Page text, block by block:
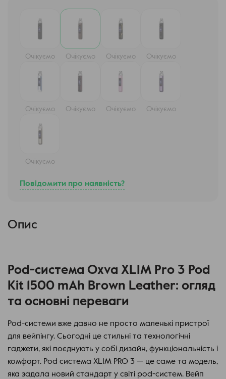
Очікуємо Очікуємо Очікуємо Очікуємо
Очікуємо Очікуємо Очікуємо Очікуємо
Очікуємо
Повідомити про наявність?
Опис
Pod-система Oxva XLIM Pro 3 Pod
Kit 1500 mAh Brown Leather: огляд
та основні переваги
Pod-системи вже давно не просто маленькі пристрої
для вейпінгу. Сьогодні це стильні та технологічні
гаджети, які поєднують у собі дизайн, функціональність і
комфорт. Pod система XLIM PRO 3 — це саме та модель,
яка задала новий стандарт у світі pod-систем. Вейп